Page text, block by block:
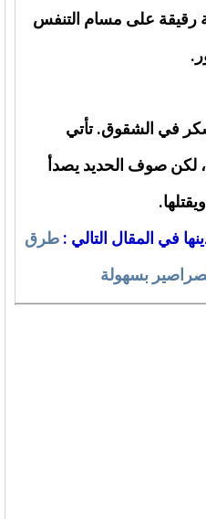
رقيقة على مسام التنفس
في الشقوق. تأتي
لكن صوف الحديد يصدأ
في المقال التالي : طرق
بسهولة